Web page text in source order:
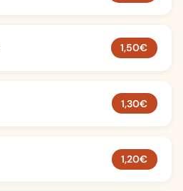
1,50€
1,30€
1,20€